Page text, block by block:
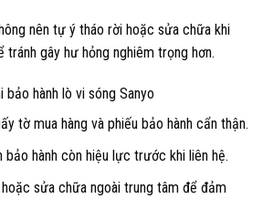
nên tự ý tháo rời hoặc sửa chữa khi
gây hư hỏng nghiêm trọng hơn.
hành lò vi sóng Sanyo
tờ mua hàng và phiếu bảo hành cẩn thận.
bảo hành còn hiệu lực trước khi liên hệ.
sửa chữa ngoài trung tâm để đảm